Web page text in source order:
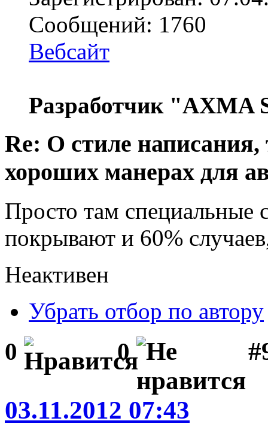
Сообщений: 1760
Вебсайт
Разработчик "AXMA
Re: О стиле
хороших манерах для
Просто там специальные
покрывают и 60%
Неактивен
Убрать отбор по автору
0 0
03.11.2012 07:43